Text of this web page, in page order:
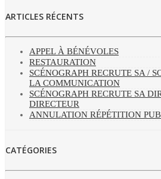
ARTICLES RÉCENTS
APPEL À BÉNÉVOLES
RESTAURATION
SCÉNOGRAPH RECRUTE SA /
LA COMMUNICATION
SCÉNOGRAPH RECRUTE SA
DIRECTEUR
ANNULATION RÉPÉTITION
CATÉGORIES